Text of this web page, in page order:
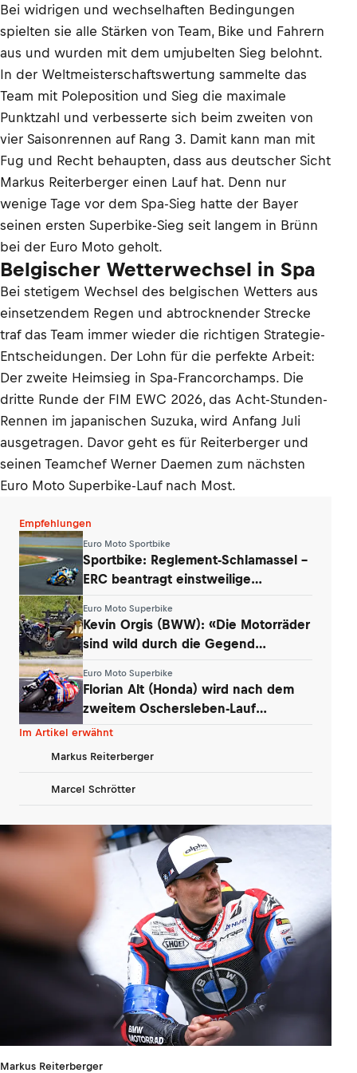
Bei widrigen und wechselhaften Bedingungen
spielten sie alle Stärken von Team, Bike und Fahrern
aus und wurden mit dem umjubelten Sieg belohnt.
In der Weltmeisterschaftswertung sammelte das
Team mit Poleposition und Sieg die maximale
Punktzahl und verbesserte sich beim zweiten von
vier Saisonrennen auf Rang 3. Damit kann man mit
Fug und Recht behaupten, dass aus deutscher Sicht
Markus Reiterberger einen Lauf hat. Denn nur
wenige Tage vor dem Spa-Sieg hatte der Bayer
seinen ersten Superbike-Sieg seit langem in Brünn
bei der Euro Moto geholt.
Belgischer Wetterwechsel in Spa
Bei stetigem Wechsel des belgischen Wetters aus
einsetzendem Regen und abtrocknender Strecke
traf das Team immer wieder die richtigen Strategie-
Entscheidungen. Der Lohn für die perfekte Arbeit:
Der zweite Heimsieg in Spa-Francorchamps. Die
dritte Runde der FIM EWC 2026, das Acht-Stunden-
Rennen im japanischen Suzuka, wird Anfang Juli
ausgetragen. Davor geht es für Reiterberger und
seinen Teamchef Werner Daemen zum nächsten
Euro Moto Superbike-Lauf nach Most.
Empfehlungen
Euro Moto Sportbike
Sportbike: Reglement-Schlamassel –
ERC beantragt einstweilige
Euro Moto Superbike
Kevin Orgis (BWW): «Die Motorräder
sind wild durch die Gegend
Euro Moto Superbike
Florian Alt (Honda) wird nach dem
zweitem Oschersleben-Lauf
disqualifiziert
Im Artikel erwähnt
Markus Reiterberger
Marcel Schrötter
Markus Reiterberger